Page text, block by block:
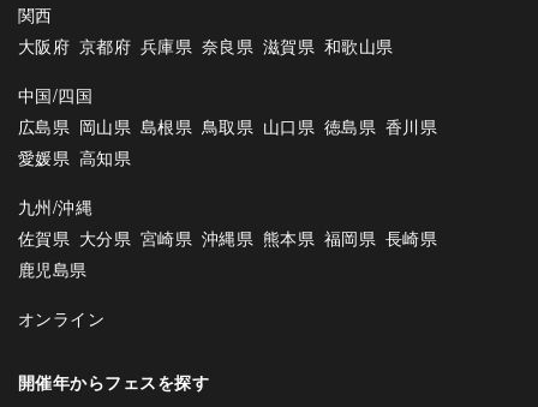
関西
大阪府 京都府 兵庫県 奈良県 滋賀県 和歌山県
中国/四国
広島県 岡山県 島根県 鳥取県 山口県 徳島県 香川県
愛媛県 高知県
九州/沖縄
佐賀県 大分県 宮崎県 沖縄県 熊本県 福岡県 長崎県
鹿児島県
オンライン
開催年からフェスを探す